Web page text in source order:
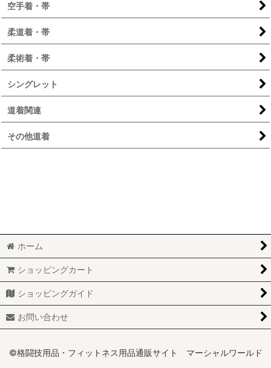
空手着・帯
柔道着・帯
柔術着・帯
シングレット
道着関連
その他道着
ホーム
ショッピングカート
ショッピングガイド
お問い合わせ
©格闘技用品・フィットネス用品通販サイト マーシャルワールド